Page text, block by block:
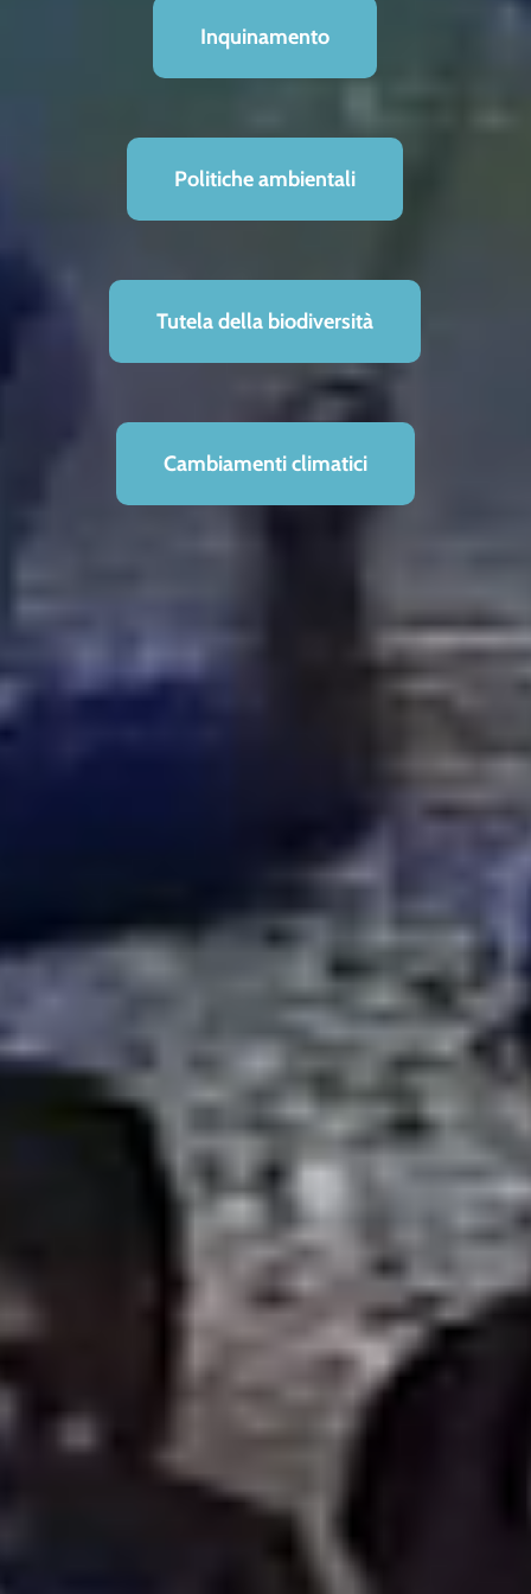
Inquinamento
Politiche ambientali
Tutela della biodiversità
Cambiamenti climatici